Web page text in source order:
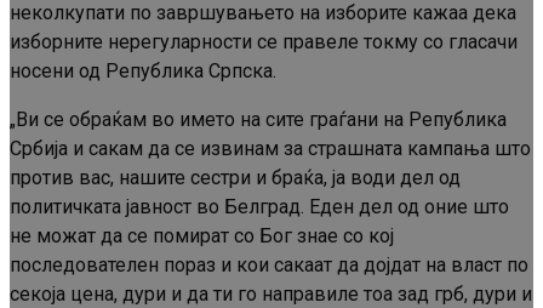
неколкупати по завршувањето на изборите кажаа дека
изборните нерегуларности се правеле токму со гласачи
носени од Република Српска.
„Ви се обраќам во името на сите граѓани на Република
Србија и сакам да се извинам за страшната кампања што
против вас, нашите сестри и браќа, ја води дел од
политичката јавност во Белград. Еден дел од оние што
не можат да се помират со Бог знае со кој
последователен пораз и кои сакаат да дојдат на власт по
секоја цена, дури и да ти го направиле тоа зад грб, дури и